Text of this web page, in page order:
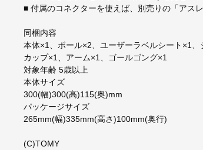
■ 付属のコネクターを使えば、別売りの「アス
同梱内容
本体×1、ボール×2、ユーザーラベルシート×1
カップ×1、アーム×1、ゴールゴング×1
対象年齢 5歳以上
本体サイズ
300(幅)300(高)115(奥)mm
パッケージサイズ
265mm(幅)335mm(高さ)100mm(奥行)
(C)TOMY